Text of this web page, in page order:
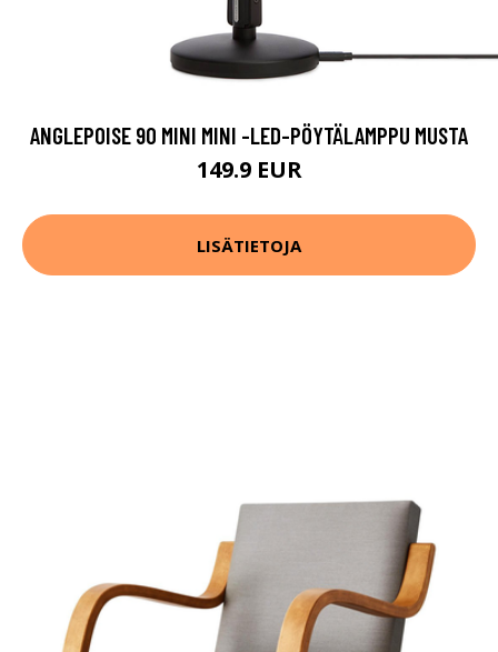
ANGLEPOISE 90 MINI MINI -LED-PÖYTÄLAMPPU MUSTA
149.9 EUR
LISÄTIETOJA